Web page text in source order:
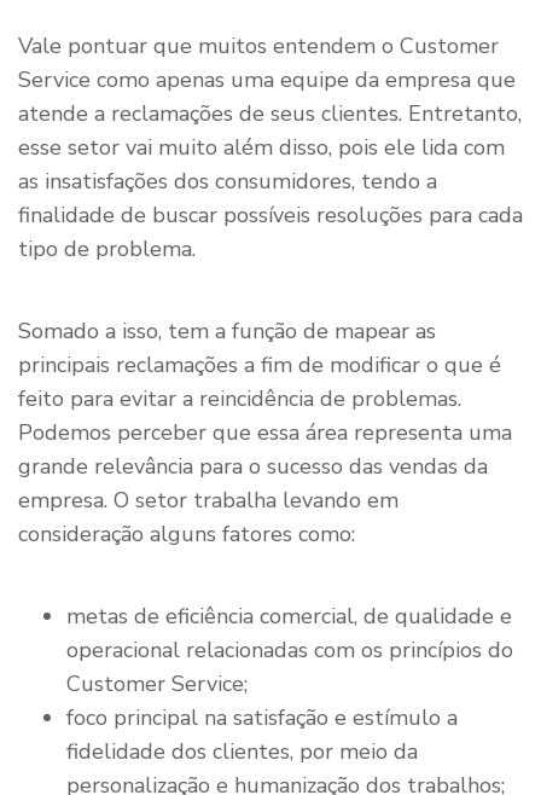
Vale pontuar que muitos entendem o Customer
Service como apenas uma equipe da empresa que
atende a reclamações de seus clientes. Entretanto,
esse setor vai muito além disso, pois ele lida com
as insatisfações dos consumidores, tendo a
finalidade de buscar possíveis resoluções para cada
tipo de problema.
Somado a isso, tem a função de mapear as
principais reclamações a fim de modificar o que é
feito para evitar a reincidência de problemas.
Podemos perceber que essa área representa uma
grande relevância para o sucesso das vendas da
empresa. O setor trabalha levando em
consideração alguns fatores como:
metas de eficiência comercial, de qualidade e
operacional relacionadas com os princípios do
Customer Service;
foco principal na satisfação e estímulo a
fidelidade dos clientes, por meio da
personalização e humanização dos trabalhos;